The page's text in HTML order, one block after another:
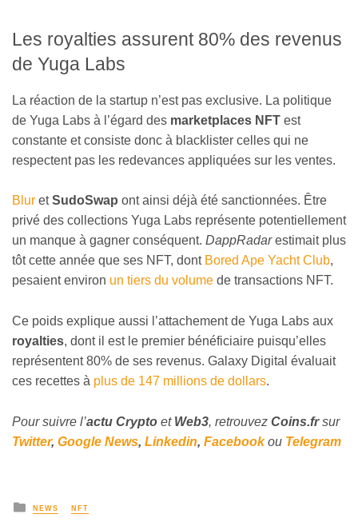
Les royalties assurent 80% des revenus
de Yuga Labs
La réaction de la startup n’est pas exclusive. La politique
de Yuga Labs à l’égard des marketplaces NFT est
constante et consiste donc à blacklister celles qui ne
respectent pas les redevances appliquées sur les ventes.
Blur etSudoSwap ont ainsi déjà été sanctionnées. Être
privé des collections Yuga Labs représente potentiellement
un manque à gagner conséquent. DappRadarestimait plus
tôt cette année que ses NFT, dont Bored Ape Yacht Club,
pesaient environ un tiers du volume de transactions NFT.
Ce poids explique aussi l’attachement de Yuga Labs aux
royalties, dont il est le premier bénéficiaire puisqu’elles
représentent 80% de ses revenus. Galaxy Digital évaluait
ces recettes à plus de 147 millions de dollars.
Pour suivre l’actu Crypto et Web3, retrouvez Coins.frsur
Twitter, Google News, Linkedin, Facebookou Telegram
NEWS NFT